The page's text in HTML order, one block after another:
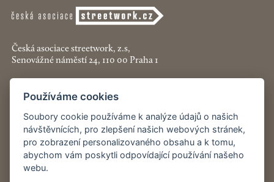
Česká asociace streetwork, z.s,
Senovážné náměstí 24, 110 00 Praha 1
+420 774 913 777
asociace@streetwork.cz
Nastavení cookies
Restartshop.cz
Používáme cookies
Soubory cookie používáme k analýze údajů o našich
návštěvnících, pro zlepšení našich webových stránek,
pro zobrazení personalizovaného obsahu a k tomu,
abychom vám poskytli odpovídající používání našeho
webu.